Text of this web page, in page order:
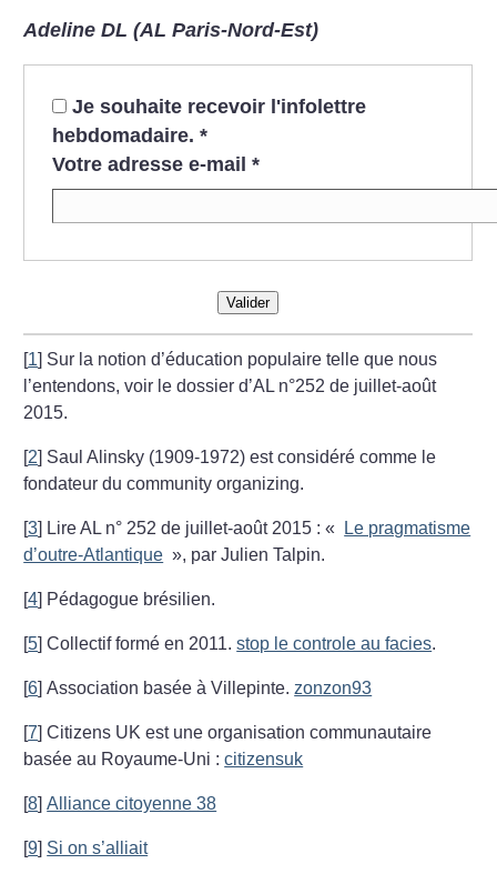
Adeline DL (AL Paris-Nord-Est)
Je souhaite recevoir l'infolettre
hebdomadaire. *
Votre adresse e-mail *
Valider
[1] Sur la notion d’éducation populaire telle que nous
l’entendons, voir le dossier d’AL n°252 de juillet-août
2015.
[2] Saul Alinsky (1909-1972) est considéré comme le
fondateur du community organizing.
[3] Lire AL n° 252 de juillet-août 2015 : «
Le pragmatisme
d’outre-Atlantique », par Julien Talpin.
[4] Pédagogue brésilien.
[5]Collectif formé en 2011.stop le controle au facies.
[6]Association basée à Villepinte.zonzon93
[7]Citizens UK est une organisation communautaire
basée au Royaume-Uni :citizensuk
[8]Alliance citoyenne 38
[9] Si on s’alliait